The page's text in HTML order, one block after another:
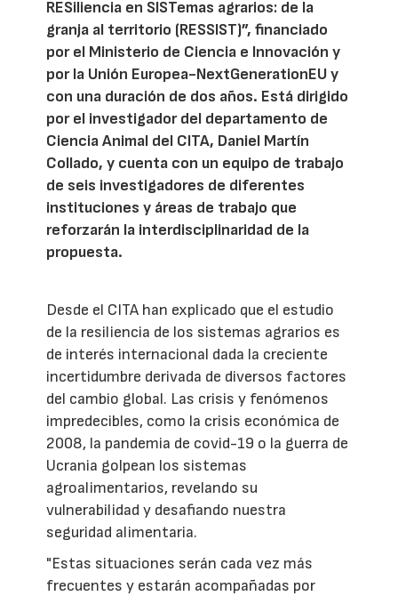
RESiliencia en SISTemas agrarios: de la
granja al territorio (RESSIST)”, financiado
por el Ministerio de Ciencia e Innovación y
por la Unión Europea-NextGenerationEU y
con una duración de dos años. Está dirigido
por el investigador del departamento de
Ciencia Animal del CITA, Daniel Martín
Collado, y cuenta con un equipo de trabajo
de seis investigadores de diferentes
instituciones y áreas de trabajo que
reforzarán la interdisciplinaridad de la
propuesta.
Desde el CITA han explicado que el estudio
de la resiliencia de los sistemas agrarios es
de interés internacional dada la creciente
incertidumbre derivada de diversos factores
del cambio global. Las crisis y fenómenos
impredecibles, como la crisis económica de
2008, la pandemia de covid-19 o la guerra de
Ucrania golpean los sistemas
agroalimentarios, revelando su
vulnerabilidad y desafiando nuestra
seguridad alimentaria.
"Estas situaciones serán cada vez más
frecuentes y estarán acompañadas por